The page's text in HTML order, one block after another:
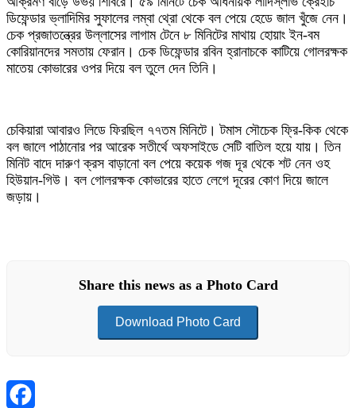
ডিফেন্ডার ভ্লাদিমির সুফালের লম্বা থ্রো থেকে বল পেয়ে হেডে জাল খুঁজে নেন।
চেক প্রজাতন্ত্রের উল্লাসের লাগাম টেনে ৮ মিনিটের মাথায় হোয়াং ইন-বম
কোরিয়ানদের সমতায় ফেরান। চেক ডিফেন্ডার রবিন হ্রানাচকে কাটিয়ে গোলরক্ষক
মাতেয় কোভারের ওপর দিয়ে বল তুলে দেন তিনি।
চেকিয়ারা আবারও লিডে ফিরছিল ৭৭তম মিনিটে। টমাস সৌচেক ফ্রি-কিক থেকে
বল জালে পাঠানোর পর আরেক সতীর্থে অফসাইডে সেটি বাতিল হয়ে যায়। তিন
মিনিট বাদে দারুণ ক্রস বাড়ানো বল পেয়ে কয়েক গজ দূর থেকে শট নেন ওহ
হিউয়ান-গিউ। বল গোলরক্ষক কোভারের হাতে লেগে দূরের কোণ দিয়ে জালে
জড়ায়।
Share this news as a Photo Card
Download Photo Card